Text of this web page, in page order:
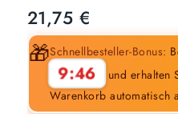
21,75 €
🎁Schnellbesteller-Bonus:
9:45 und erhalten
Warenkorb automatisch